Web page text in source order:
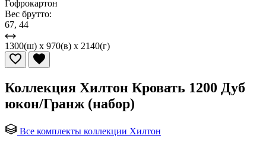
Гофрокартон
Вес брутто:
67, 44
1300(ш) x 970(в) x 2140(г)
Коллекция Хилтон Кровать 1200 Дуб
юкон/Гранж (набор)
Все комплекты коллекции Хилтон